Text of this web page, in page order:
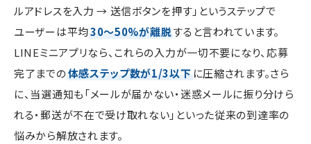
ルアドレスを入力 → 送信ボタンを押す」というステップで
ユーザーは平均30〜50%が離脱すると言われています。
LINEミニアプリなら、これらの入力が一切不要になり、応募
完了までの体感ステップ数が1/3以下に圧縮されます。さら
に、当選通知も「メールが届かない・迷惑メールに振り分けら
れる・郵送が不在で受け取れない」といった従来の到達率の
悩みから解放されます。